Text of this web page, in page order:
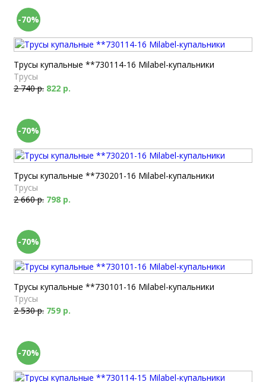
-70%
Трусы купальные **730114-16 Milabel-купальники
Трусы
2 740 р. 822 р.
-70%
Трусы купальные **730201-16 Milabel-купальники
Трусы
2 660 р. 798 р.
-70%
Трусы купальные **730101-16 Milabel-купальники
Трусы
2 530 р. 759 р.
-70%